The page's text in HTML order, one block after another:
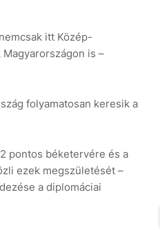
itt Közép-
is –
folyamatosan keresik a
pontos béketervére és a
ezek megszületését –
a diplomáciai